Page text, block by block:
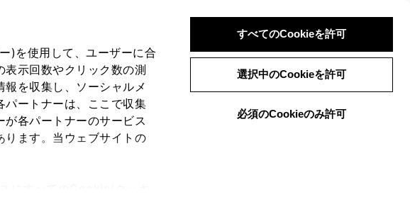
)を使用して、ユーザーに合
示回数やクリック数の測
を収集し、ソーシャルメ
パートナーは、ここで収集
各パートナーのサービス
ります。当ウェブサイトの
すべてのCookieを許可
選択中のCookieを許可
必須のCookieのみ許可